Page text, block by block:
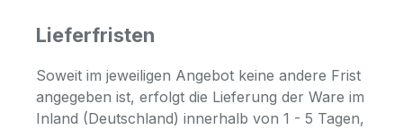
Lieferfristen
Soweit im jeweiligen Angebot keine andere Frist
angegeben ist, erfolgt die Lieferung der Ware im
Inland (Deutschland) innerhalb von 1 - 5 Tagen,